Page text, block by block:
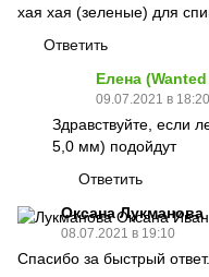
хая хая (зеленые) для
Ответить
Елена
09.07.2021 в 18:20
Здравствуйте, если
5,0 мм) подойдут
Ответить
Оксана Лукманова
08.07.2021 в 19:10
Спасибо за быстрый